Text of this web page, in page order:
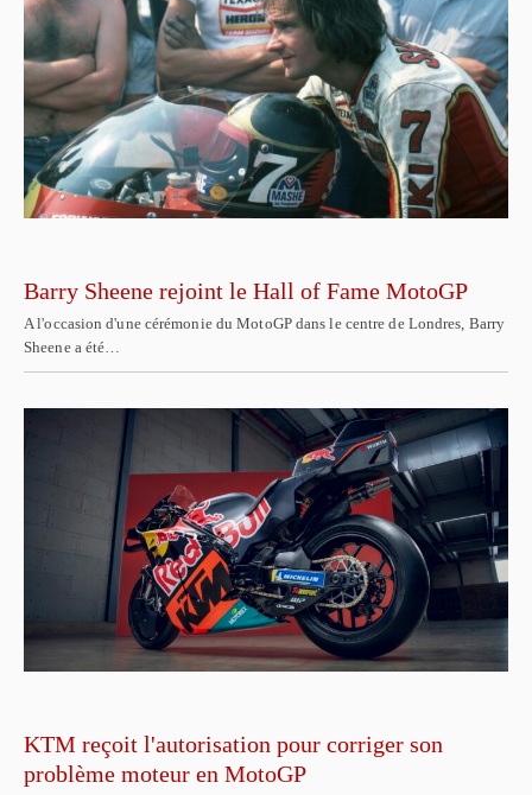
Barry Sheene rejoint le Hall of Fame MotoGP
A l'occasion d'une cérémonie du MotoGP dans le centre de Londres, Barry
Sheene a été…
KTM reçoit l'autorisation pour corriger son
problème moteur en MotoGP